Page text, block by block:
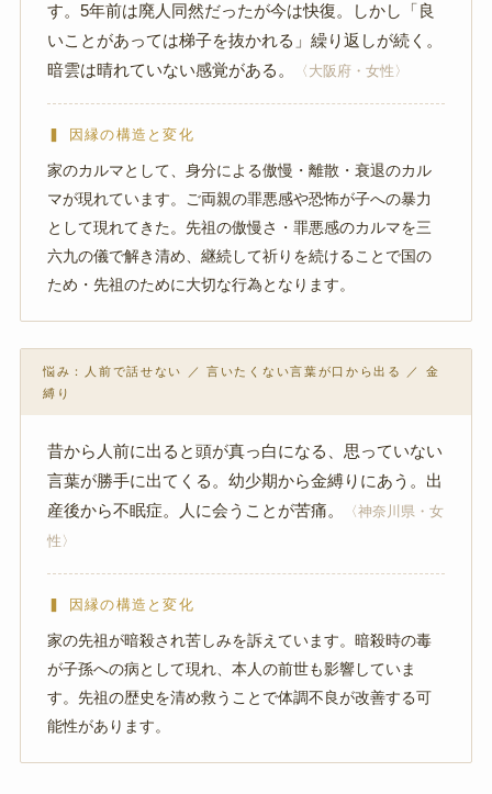
す。5年前は廃人同然だったが今は快復。しかし「良
いことがあっては梯子を抜かれる」繰り返しが続く。
暗雲は晴れていない感覚がある。
〈大阪府・女性〉
▍ 因縁の構造と変化
家のカルマとして、身分による傲慢・離散・衰退のカル
マが現れています。ご両親の罪悪感や恐怖が子への暴力
として現れてきた。先祖の傲慢さ・罪悪感のカルマを三
六九の儀で解き清め、継続して祈りを続けることで国の
ため・先祖のために大切な行為となります。
悩み：人前で話せない ／ 言いたくない言葉が口から出る ／ 金
縛り
昔から人前に出ると頭が真っ白になる、思っていない
言葉が勝手に出てくる。幼少期から金縛りにあう。出
産後から不眠症。人に会うことが苦痛。
〈神奈川県・女
性〉
▍ 因縁の構造と変化
家の先祖が暗殺され苦しみを訴えています。暗殺時の毒
が子孫への病として現れ、本人の前世も影響していま
す。先祖の歴史を清め救うことで体調不良が改善する可
能性があります。